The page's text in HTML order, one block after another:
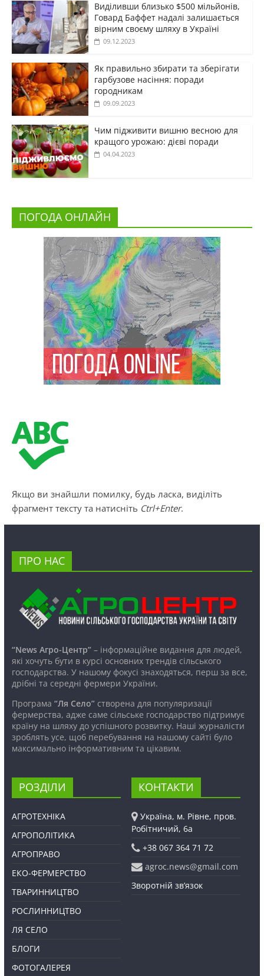
Виділивши близько $500 мільйонів,
Говард Баффет надалі залишається
вірним своєму шляху в Україні
09.12.2023
Як правильно збирати та зберігати
гарбузове насіння: поради
городникам
09.09.2023
Чим підживити вишню весною для
кращого урожаю: дієві поради
04.04.2023
ПОГОДА ОНЛАЙН
Якщо ви знайшли помилку, будь ласка, виділіть
фрагмент тексту та натисніть Ctrl+Enter.
ПРО НАС
“News Агро-Центр”– інформаційне видання для людей,
які хочуть бути в курсі основних трендів сільського
господарства. У нашому фокусі знаходяться, перш за все,
дрібні та середні фермери України.
Програма “Ля Село”створена для популяризації
фермерства, адже саме сільське господарство підтримує
країну на шляху до успішного розвитку. Наші журналісти
зроблять усе, щоб перебування на нашому сайті було
максимально інформативним та цікавим.
РОЗДІЛИ
АГРОТЕХНІКА
АГРОПОЛІТИКА
АГРОПРАВО
ЕКО-ФЕРМЕРСТВО
ТВАРИННИЦТВО
РОСЛИННИЦТВО
ЛЯ СЕЛО
БЛОГИ
ФОТОГАЛЕРЕЯ
КОНТАКТИ
Україна, м. Рівне, пров.
Робітничий, 6а
+38 067 364 71 72
agroc.news@gmail.com
Зворотній зв’язок